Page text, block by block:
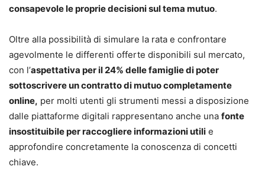
consapevole le proprie decisioni sul tema mutuo.
Oltre alla possibilità di simulare la rata e confrontare
agevolmente le differenti offerte disponibili sul mercato,
con l’aspettativa per il 24% delle famiglie di poter
sottoscrivere un contratto di mutuo completamente
online, per molti utenti gli strumenti messi a disposizione
dalle piattaforme digitali rappresentano anche una fonte
insostituibile per raccogliere informazioni utili e
approfondire concretamente la conoscenza di concetti
chiave.